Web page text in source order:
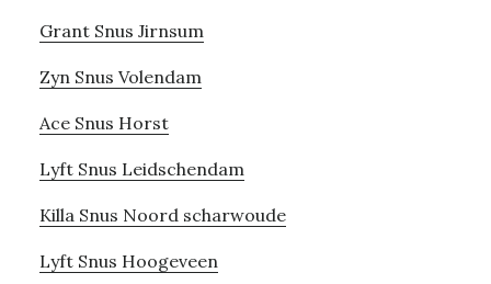
Grant Snus Jirnsum
Zyn Snus Volendam
Ace Snus Horst
Lyft Snus Leidschendam
Killa Snus Noord scharwoude
Lyft Snus Hoogeveen